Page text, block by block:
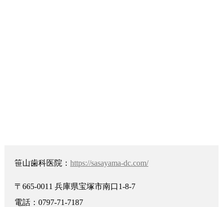
笹山歯科医院： https://sasayama-dc.com/
〒665-0011 兵庫県宝塚市南口1-8-7
電話：0797-71-7187